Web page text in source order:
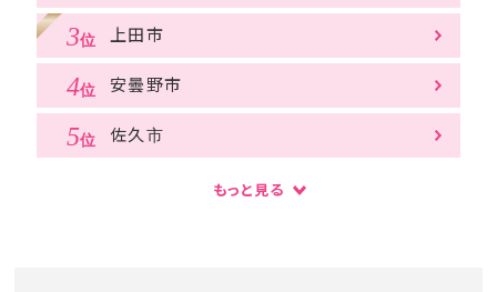
上田市
安曇野市
佐久市
もっと見る